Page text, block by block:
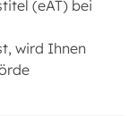
(eAT) bei
wird Ihnen